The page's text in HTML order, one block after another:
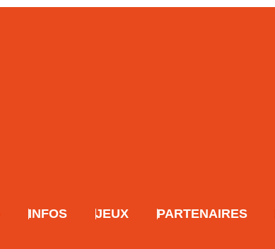
INFOS JEUX PARTENAIRES